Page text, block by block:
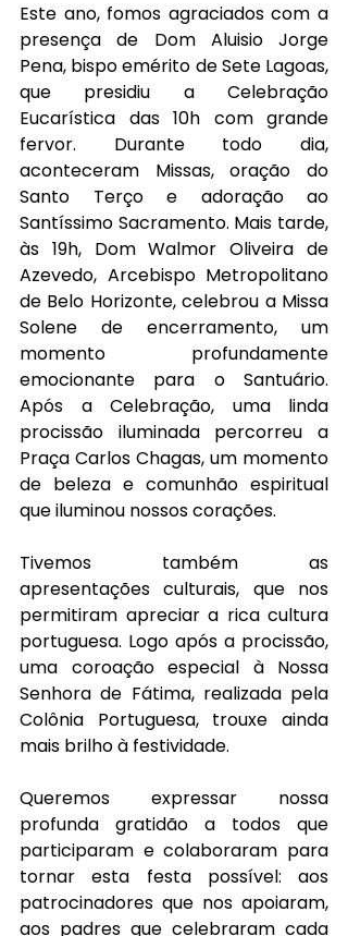
Este ano, fomos agraciados com a
presença de Dom Aluisio Jorge
Pena, bispo emérito de Sete Lagoas,
que presidiu a Celebração
Eucarística das 10h com grande
fervor. Durante todo dia,
aconteceram Missas, oração do
Santo Terço e adoração ao
Santíssimo Sacramento. Mais tarde,
às 19h, Dom Walmor Oliveira de
Azevedo, Arcebispo Metropolitano
de Belo Horizonte, celebrou a Missa
Solene de encerramento, um
momento profundamente
emocionante para o Santuário.
Após a Celebração, uma linda
procissão iluminada percorreu a
Praça Carlos Chagas, um momento
de beleza e comunhão espiritual
que iluminou nossos corações.
Tivemos também as
apresentações culturais, que nos
permitiram apreciar a rica cultura
portuguesa. Logo após a procissão,
uma coroação especial à Nossa
Senhora de Fátima, realizada pela
Colônia Portuguesa, trouxe ainda
mais brilho à festividade.
Queremos expressar nossa
profunda gratidão a todos que
participaram e colaboraram para
tornar esta festa possível: aos
patrocinadores que nos apoiaram,
aos padres que celebraram cada